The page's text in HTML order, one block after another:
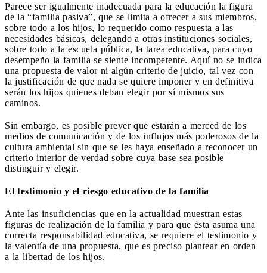
Parece ser igualmente inadecuada para la educación la figura
de la “familia pasiva”, que se limita a ofrecer a sus miembros,
sobre todo a los hijos, lo requerido como respuesta a las
necesidades básicas, delegando a otras instituciones sociales,
sobre todo a la escuela pública, la tarea educativa, para cuyo
desempeño la familia se siente incompetente. Aquí no se indica
una propuesta de valor ni algún criterio de juicio, tal vez con
la justificación de que nada se quiere imponer y en definitiva
serán los hijos quienes deban elegir por sí mismos sus
caminos.
Sin embargo, es posible prever que estarán a merced de los
medios de comunicación y de los influjos más poderosos de la
cultura ambiental sin que se les haya enseñado a reconocer un
criterio interior de verdad sobre cuya base sea posible
distinguir y elegir.
El testimonio y el riesgo educativo de la familia
Ante las insuficiencias que en la actualidad muestran estas
figuras de realización de la familia y para que ésta asuma una
correcta responsabilidad educativa, se requiere el testimonio y
la valentía de una propuesta, que es preciso plantear en orden
a la libertad de los hijos.